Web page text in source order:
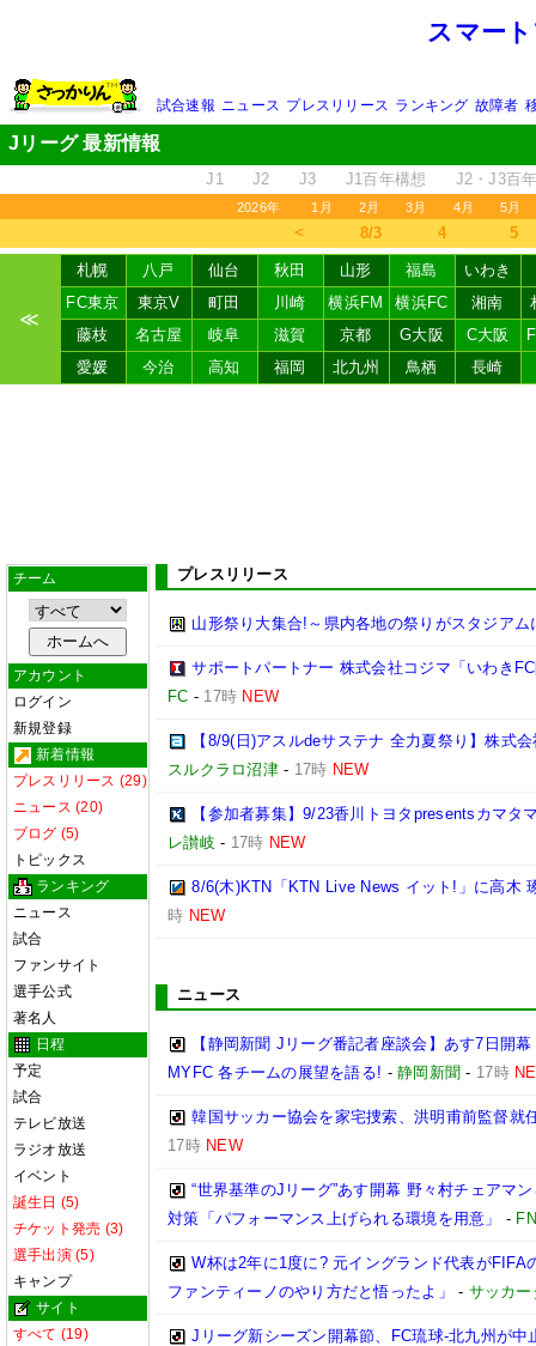
スマー
試合速報 ニュース プレスリリース ランキング 故障者
Jリーグ 最新情報
J1 J2 J3 J1百年構想 J2・J3百
2026年 1月 2月 3月 4月 5月
＜ 8/3 4 5
≪
札幌 八戸 仙台 秋田 山形 福島
いわき
FC東京
東京V 町田 川崎 横浜FM 横浜FC 湘南
藤枝
名古屋 岐阜 滋賀 京都 G大阪 C大阪
愛媛
今治 高知 福岡 北九州 鳥栖 長崎
チーム
アカウント
ログイン
新規登録
新着情報
プレスリリース (29)
ニュース (20)
ブログ (5)
トピックス
ランキング
ニュース
試合
ファンサイト
選手公式
著名人
日程
予定
試合
テレビ放送
ラジオ放送
イベント
誕生日 (5)
チケット発売 (3)
選手出演 (5)
キャンプ
サイト
すべて (19)
プレスリリース
山形祭り大集合!～県内各地の祭りがスタジアム
サポートパートナー 株式会社コジマ「いわき
FC - 17時 NEW
【8/9(日)アスルdeサステナ 全力夏祭り】株式
スルクラロ沼津- 17時 NEW
【参加者募集】9/23香川トヨタpresentsカマタ
レ讃岐 - 17時 NEW
8/6(木)KTN「KTN Live News イット!」に高木
時 NEW
ニュース
【静岡新聞 Jリーグ番記者座談会】あす7日開
MYFC 各チームの展望を語る! -静岡新聞 - 17時
韓国サッカー協会を家宅捜索、洪明甫前監督就
17時 NEW
“世界基準のJリーグ”あす開幕 野々村チェアマ
対策「パフォーマンス上げられる環境を用意」
-
W杯は2年に1度に? 元イングランド代表が
ファンティーノのやり方だと悟ったよ」
- サッカ
Jリーグ新シーズン開幕節、FC琉球-北九州が中